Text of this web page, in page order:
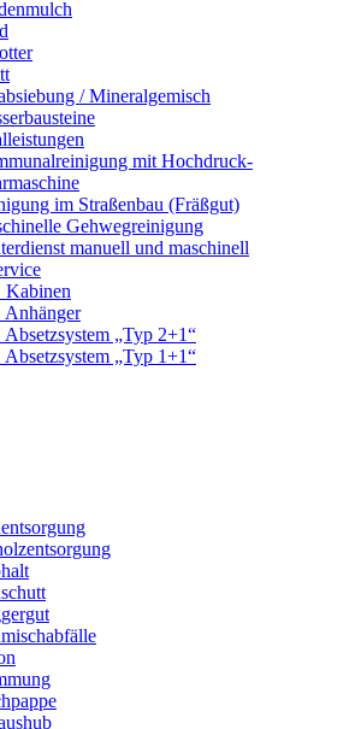
/ Mineralgemisch
mit Hochdruck-
im Straßenbau (Fräßgut)
Gehwegreinigung
manuell und maschinell
Kabinen
Anhänger
„Typ 2+1“
„Typ 1+1“